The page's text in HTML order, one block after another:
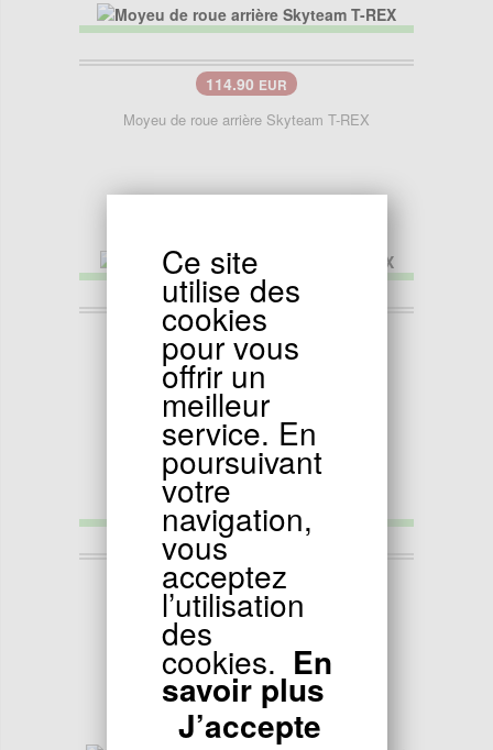
114.90 EUR
Moyeu de roue arrière Skyteam T-REX
96.30EUR
Moyeu de roue avant Skyteam T-REX
2.99EUR
Paire de Bouchons de Valves bleu
Ce site
utilise des
cookies
pour vous
offrir un
meilleur
service. En
poursuivant
votre
navigation,
vous
acceptez
l’utilisation
des
cookies. En
savoir plus
J’accepte